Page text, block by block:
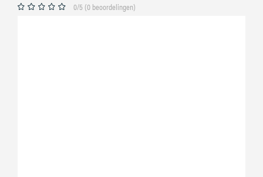
0/5 (0 beoordelingen)